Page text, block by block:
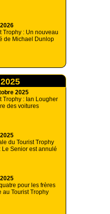
Trophy : Un nouveau
de Michael Dunlop
2025
Trophy : Ian Lougher
des voitures
du Tourist Trophy
Le Senior est annulé
pour les frères
au Tourist Trophy